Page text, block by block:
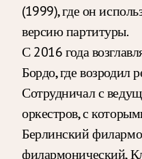
(1999), где он
версию партитуры.
С 2016 года
Бордо, где возродил
Сотрудничал с
оркестров, с
Берлинский
филармонический,